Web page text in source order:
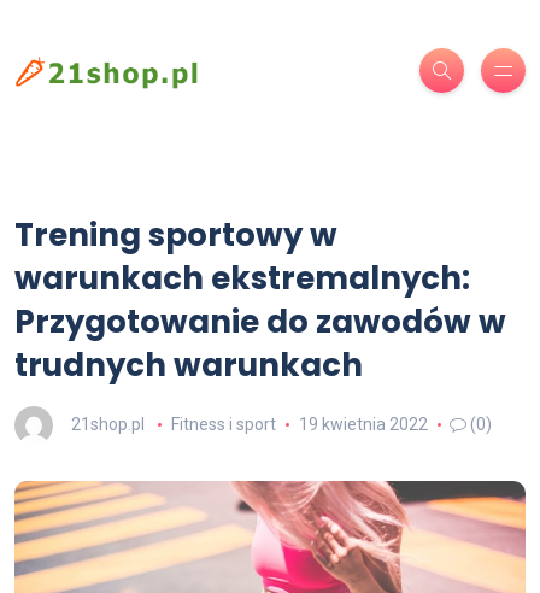
Trening sportowy w
warunkach ekstremalnych:
Przygotowanie do zawodów w
trudnych warunkach
21shop.pl Fitness i sport 19 kwietnia 2022 (0)